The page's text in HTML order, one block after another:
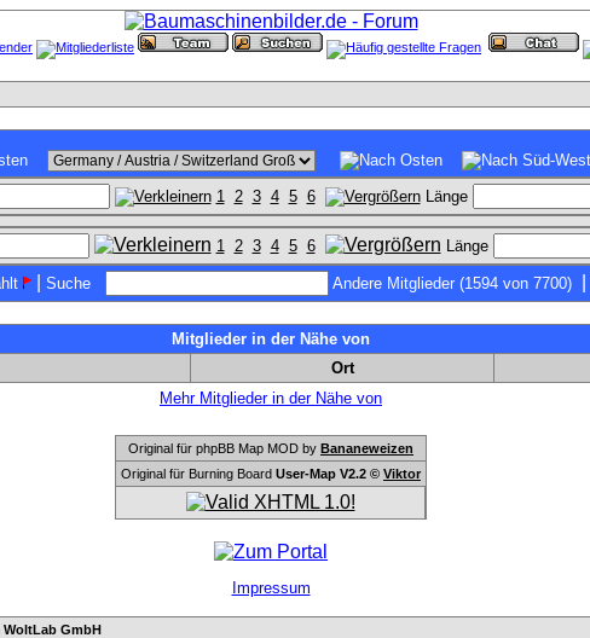
1 2 3 4 5 6 Länge
1 2 3 4 5 6 Länge
| Suche Andere Mitglieder (1594 von 7700)
Mitglieder in der Nähe von
Ort
Mehr Mitglieder in der Nähe von
Original für phpBB Map MOD by Bananeweizen
Original für Burning Board User-Map V2.2 © Viktor
Impressum
WoltLab GmbH